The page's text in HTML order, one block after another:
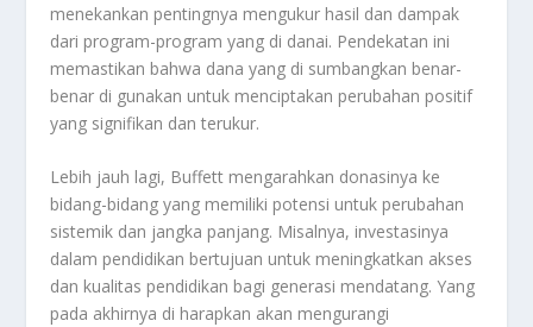
menekankan pentingnya mengukur hasil dan dampak
dari program-program yang di danai. Pendekatan ini
memastikan bahwa dana yang di sumbangkan benar-
benar di gunakan untuk menciptakan perubahan positif
yang signifikan dan terukur.
Lebih jauh lagi, Buffett mengarahkan donasinya ke
bidang-bidang yang memiliki potensi untuk perubahan
sistemik dan jangka panjang. Misalnya, investasinya
dalam pendidikan bertujuan untuk meningkatkan akses
dan kualitas pendidikan bagi generasi mendatang. Yang
pada akhirnya di harapkan akan mengurangi